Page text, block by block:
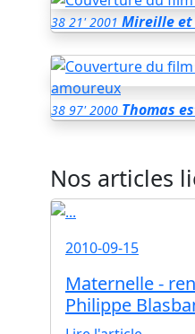
38 21' 2001 Mireille et
38 97' 2000 Thomas
Nos articles
2010-09-15
Maternelle -
Philippe